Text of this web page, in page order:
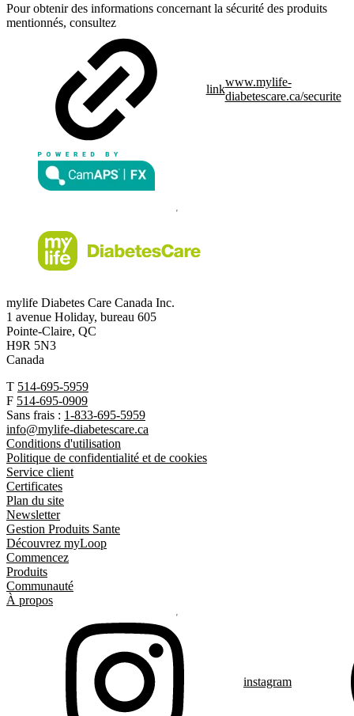
Pour obtenir des informations concernant la sécurité des produits
mentionnés, consultez
link
www.mylife-
diabetescare.ca/securite
mylife Diabetes Care Canada Inc.
1 avenue Holiday, bureau 605
Pointe-Claire, QC
H9R 5N3
Canada
T 514-695-5959
F 514-695-0909
Sans frais : 1-833-695-5959
info@mylife-diabetescare.ca
Conditions d'utilisation
Politique de confidentialité et de cookies
Service client
Certificates
Plan du site
Newsletter
Gestion Produits Sante
Découvrez myLoop
Commencez
Produits
Communauté
À propos
instagram